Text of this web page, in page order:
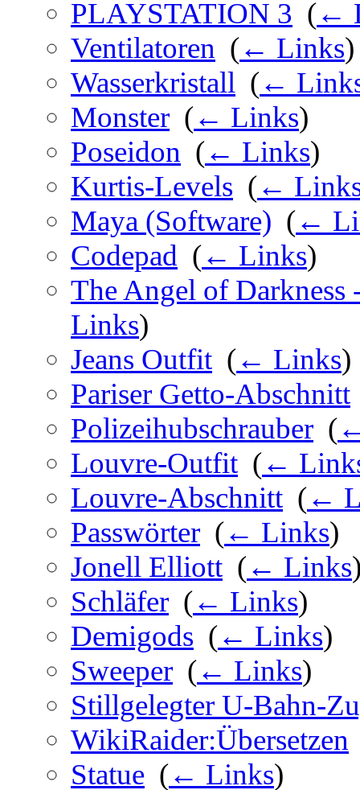
PLAYSTATION 3 (←
Ventilatoren (← Links)
Wasserkristall (←
Monster (← Links)
Poseidon (← Links)
Kurtis-Levels (←
Maya (Software) (←
Codepad (← Links)
The Angel of
Links)
Jeans Outfit (← Links)
Pariser Getto-Abschnitt
Polizeihubschrauber (
Louvre-Outfit (←
Louvre-Abschnitt (←
Passwörter (← Links)
Jonell Elliott (← Links
Schläfer (← Links)
Demigods (← Links)
Sweeper (← Links)
Stillgelegter U-Bahn-
WikiRaider:Übersetzen
Statue (← Links)